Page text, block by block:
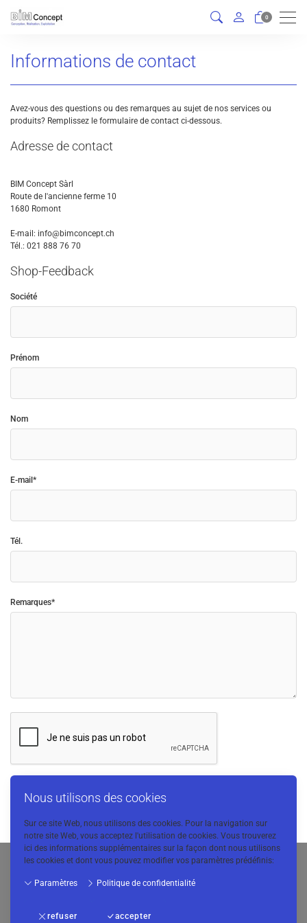
Nous utilisons des cookies
Sur ce site Web, nous utilisons des cookies. Pour la navigation sur
notre site Web, vous acceptez l'utilisation de cookies. Vous trouverez
ici des informations supplémentaires sur la façon dont nous utilisons
les cookies et dont vous pouvez modifier vos paramètres prédéfinis:
Paramètres Politique de confidentialité
refuser accepter
0 Menu
Informations de contact
Avez-vous des questions ou des remarques au sujet de nos services ou
produits? Remplissez le formulaire de contact ci-dessous.
Adresse de contact
BIM Concept Sàrl
Route de l'ancienne ferme 10
1680 Romont
E-mail: info@bimconcept.ch
Tél.: 021 888 76 70
Shop-Feedback
Société
Prénom
Nom
E-mail*
Tél.
Remarques*
© 2024 BIM Concept